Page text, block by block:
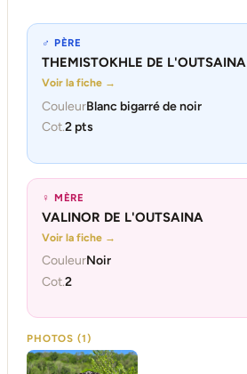
♂ PÈRE
THEMISTOKHLE DE L'OUTSAINA
Voir la fiche →
CouleurBlanc bigarré de noir
Cot.2 pts
♀ MÈRE
VALINOR DE L'OUTSAINA
Voir la fiche →
CouleurNoir
Cot.2
PHOTOS (1)